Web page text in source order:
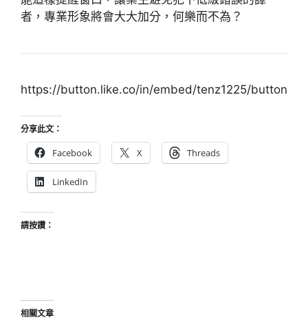
者，專業形象將會大大加分，何樂而不為？
https://button.like.co/in/embed/tenz1225/button
分享此文：
Facebook X Threads
LinkedIn
請按讚：
相關文章